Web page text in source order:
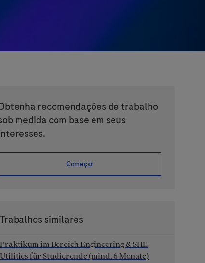
recomendações de trabalho
medida com base em seus
Começar
Trabalhos similares
Praktikum im Bereich Engineering & SHE
Utilities für Studierende (mind. 6 Monate)